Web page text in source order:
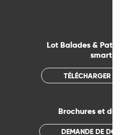
Lot Balades &
smartphone
TÉLÉCHARGER
Brochures et
DEMANDE DE